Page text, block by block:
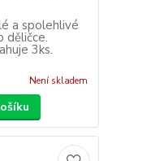
a spolehlivé
děličce.
3ks.
Není skladem